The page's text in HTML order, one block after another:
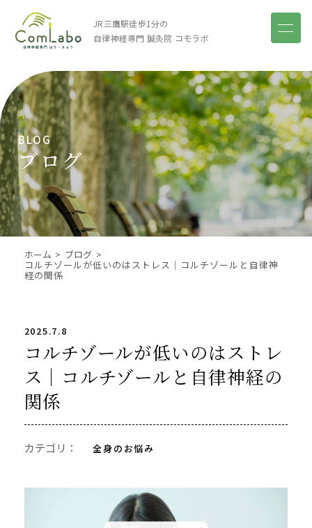
JR三鷹駅徒歩1分の
自律神経専門 鍼灸院 コモラボ
BLOG
ブログ
ホーム ブログ
コルチゾールが低いのはストレス｜コルチゾールと自律神
経の関係
2025.7.8
コルチゾールが低いのはストレ
ス｜コルチゾールと自律神経の
関係
カテゴリ： 全身のお悩み